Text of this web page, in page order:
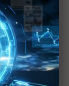
「祕而不
ASIC產品
捨超微全面